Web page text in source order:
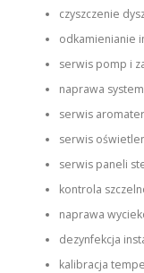
czyszczenie
odkamienianie
serwis pomp i
naprawa
serwis
serwis
serwis paneli
kontrola
naprawa
dezynfekcja
kalibracja